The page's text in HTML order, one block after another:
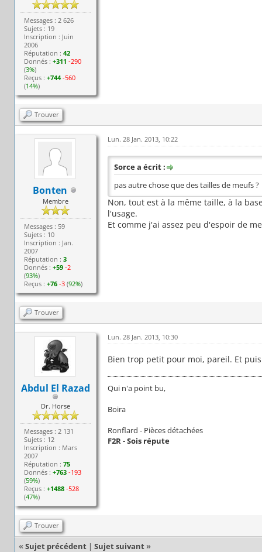
Messages : 2 626
Sujets : 19
Inscription : Juin
2006
Réputation :42
Donnés :+311 -290
(3%)
Reçus :+744 -560
(14%)
Trouver
Bonten
Membre
Messages : 59
Sujets : 10
Inscription : Jan.
2007
Réputation :3
Donnés :+59 -2
(93%)
Reçus :+76 -3 (92%)
Lun. 28 Jan. 2013, 10:22
Sorce a écrit :
pas autre chose que des tailles de meufs ?
Non, tout est à la même taille, à la
l'usage.
Et comme j'ai assez peu d'espoir de
Trouver
Abdul El Razad
Dr. Horse
Messages : 2 131
Sujets : 12
Inscription : Mars
2007
Réputation :75
Donnés :+763 -193
(59%)
Reçus :+1488 -528
(47%)
Lun. 28 Jan. 2013, 10:30
Bien trop petit pour moi, pareil. Et
Qui n'a point bu,
Boira
Ronflard - Pièces détachées
F2R - Sois répute
Trouver
« Sujet précédent | Sujet suivant »